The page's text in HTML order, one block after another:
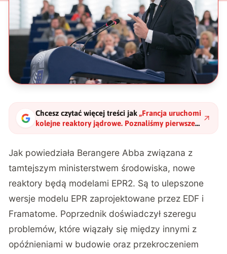
Chcesz czytać więcej treści jak „Francja uruchomi
kolejne reaktory jądrowe. Poznaliśmy pierwsze
daty"?
Jak powiedziała Berangere Abba związana z
tamtejszym ministerstwem środowiska, nowe
reaktory będą modelami EPR2. Są to ulepszone
wersje modelu EPR zaprojektowane przez EDF i
Framatome. Poprzednik doświadczył szeregu
problemów, które wiązały się między innymi z
opóźnieniami w budowie oraz przekroczeniem